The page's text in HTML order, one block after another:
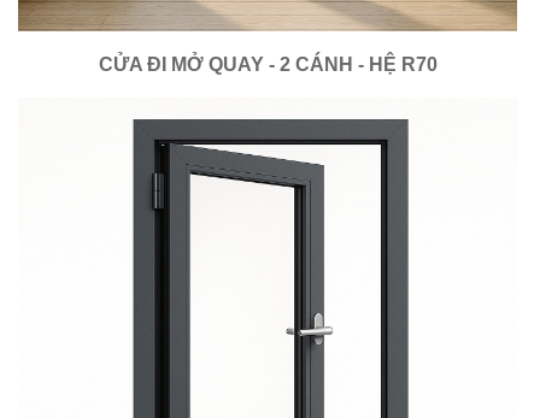
CỬA ĐI MỞ QUAY - 2 CÁNH - HỆ R70